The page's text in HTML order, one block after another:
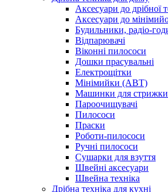
Аксесуари до дрібної
Аксесуари до
Будильники, радіо-
Відпарювачі
Віконні пилососи
Дошки прасувальні
Електрощітки
Мінімийки (АВТ)
Машинки для стрижки
Пароочищувачі
Пилососи
Праски
Роботи-пилососи
Ручні пилососи
Сушарки для взуття
Швейні аксесуари
Швейна техніка
Дрібна техніка для кухні